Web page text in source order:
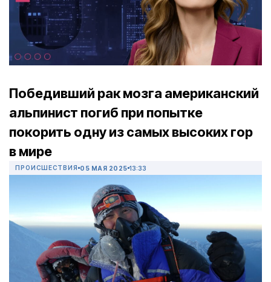
Победивший рак мозга американский
альпинист погиб при попытке
покорить одну из самых высоких гор
в мире
ПРОИСШЕСТВИЯ 05 МАЯ 2025 13:33